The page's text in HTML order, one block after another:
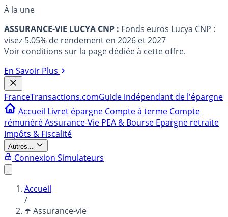
À la une
ASSURANCE-VIE LUCYA CNP : Fonds euros Lucya CNP :
visez 5.05% de rendement en 2026 et 2027
Voir conditions sur la page dédiée à cette offre.
En Savoir Plus
FranceTransactions.comGuide indépendant de l'épargne
Accueil Livret épargne Compte à terme Compte
rémunéréAssurance-Vie PEA & Bourse Epargne retraite
Impôts & Fiscalité
Autres...
Connexion Simulateurs
Accueil
/
☂️ Assurance-vie